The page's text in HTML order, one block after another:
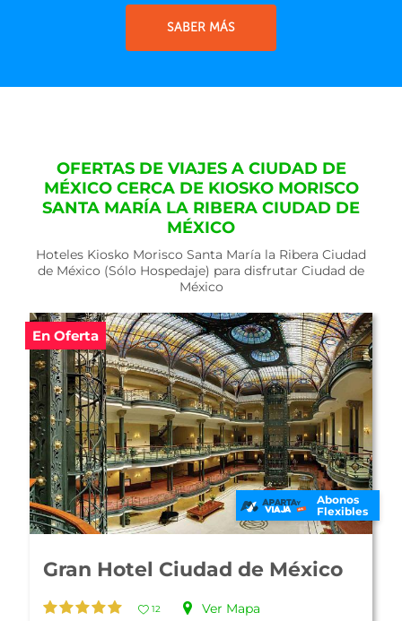
SABER MÁS
OFERTAS DE VIAJES A CIUDAD DE
MÉXICO CERCA DE KIOSKO MORISCO
SANTA MARÍA LA RIBERA CIUDAD DE
MÉXICO
Hoteles Kiosko Morisco Santa María la Ribera Ciudad
de México (Sólo Hospedaje) para disfrutar Ciudad de
México
En Oferta
Abonos
Flexibles
Hotel San Francisco Centro